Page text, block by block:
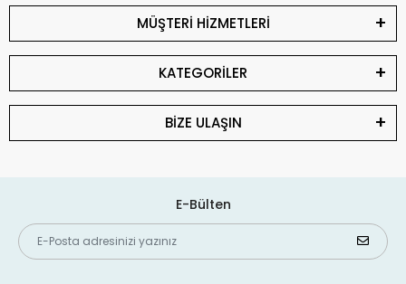
MÜŞTERİ HİZMETLERİ
KATEGORİLER
BİZE ULAŞIN
E-Bülten